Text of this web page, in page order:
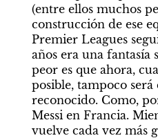
(entre ellos muchos
construcción de ese
Premier Leagues
años era una fantasía
peor es que ahora,
posible, tampoco
reconocido. Como,
Messi en Francia.
vuelve cada vez más